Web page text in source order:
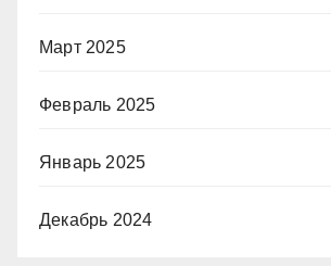
Март 2025
Февраль 2025
Январь 2025
Декабрь 2024